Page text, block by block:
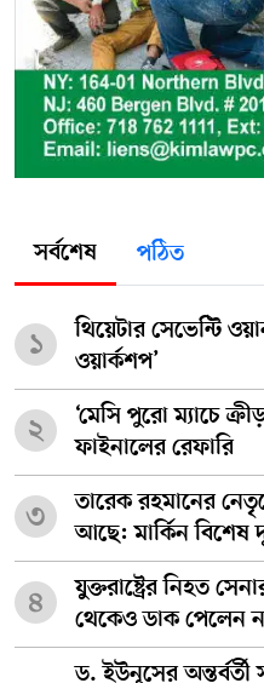
সর্বশেষ পঠিত
১
থিয়েটার সেভেন্টি
ওয়ার্কশপ’
২
‘মেসি পুরো ম্যাচে
ফাইনালের রেফারি
৩
তারেক রহমানের
আছে: মার্কিন বিশেষ
৪
যুক্তরাষ্ট্রের নিহত
থেকেও ডাক পেলেন
ড. ইউনূসের